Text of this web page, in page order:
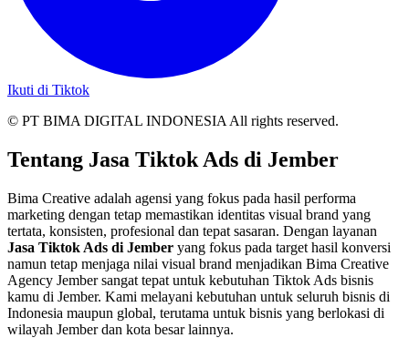
Ikuti di Tiktok
© PT BIMA DIGITAL INDONESIA All rights reserved.
Tentang Jasa Tiktok Ads di Jember
Bima Creative adalah agensi yang fokus pada hasil performa
marketing dengan tetap memastikan identitas visual brand yang
tertata, konsisten, profesional dan tepat sasaran. Dengan layanan
Jasa Tiktok Ads di Jember yang fokus pada target hasil konversi
namun tetap menjaga nilai visual brand menjadikan Bima Creative
Agency Jember sangat tepat untuk kebutuhan Tiktok Ads bisnis
kamu di Jember. Kami melayani kebutuhan untuk seluruh bisnis di
Indonesia maupun global, terutama untuk bisnis yang berlokasi di
wilayah Jember dan kota besar lainnya.